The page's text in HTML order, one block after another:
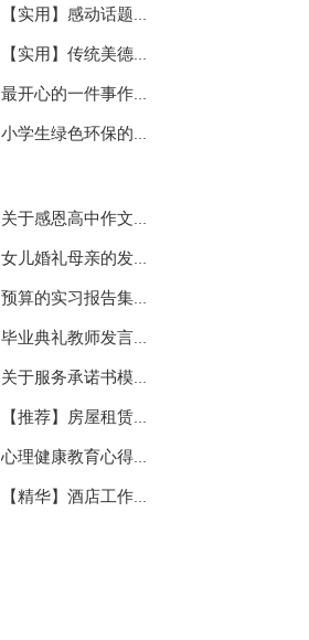
【实用】感动话题作文合集10篇
【实用】传统美德演讲稿3篇
最开心的一件事作文
小学生绿色环保的演讲稿
关于感恩高中作文300字集锦八篇
女儿婚礼母亲的发言稿
预算的实习报告集锦5篇
毕业典礼教师发言稿
关于服务承诺书模板锦集10篇
【推荐】房屋租赁合同集锦五篇
心理健康教育心得体会
【精华】酒店工作总结范文汇编10篇